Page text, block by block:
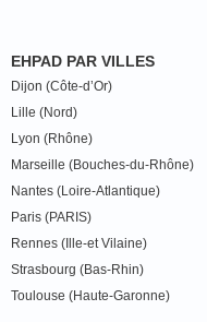
EHPAD PAR VILLES
Dijon (Côte-d’Or)
Lille (Nord)
Lyon (Rhône)
Marseille (Bouches-du-Rhône)
Nantes (Loire-Atlantique)
Paris (PARIS)
Rennes (Ille-et Vilaine)
Strasbourg (Bas-Rhin)
Toulouse (Haute-Garonne)